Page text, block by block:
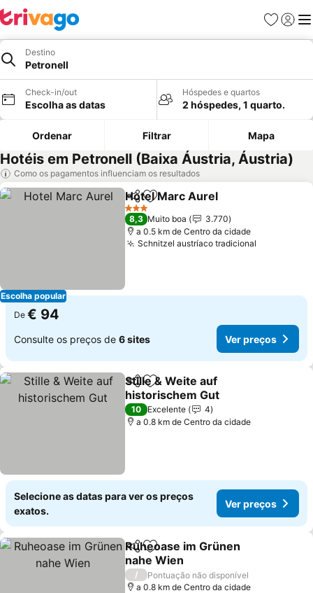
Favoritos
Iniciar
Destino
Petronell
Check-in/out
Escolha as datas
Hóspedes e quartos
2 hóspedes, 1 quarto.
Ordenar Filtrar Mapa
Hotéis em Petronell (Baixa Áustria, Áustria)
Como os pagamentos influenciam os resultados
Escolha popular
PartilharAdicionar aos favoritos
Hotel Marc Aurel
3 Estrelas
8,3 Muito boa
3.770
a 0.5 km de Centro da cidade
Schnitzel austríaco tradicional
De € 94
Consulte os preços de 6 sites Ver preços
PartilharAdicionar aos favoritos
Stille & Weite auf
historischem Gut
Ver preços
10 Excelente
4
a 0.8 km de Centro da cidade
Selecione as datas para ver os preços
exatos.
Ver preços
PartilharAdicionar aos favoritos
Ruheoase im Grünen
nahe Wien
Ver preços
/
Pontuação não disponível
a 0.8 km de Centro da cidade